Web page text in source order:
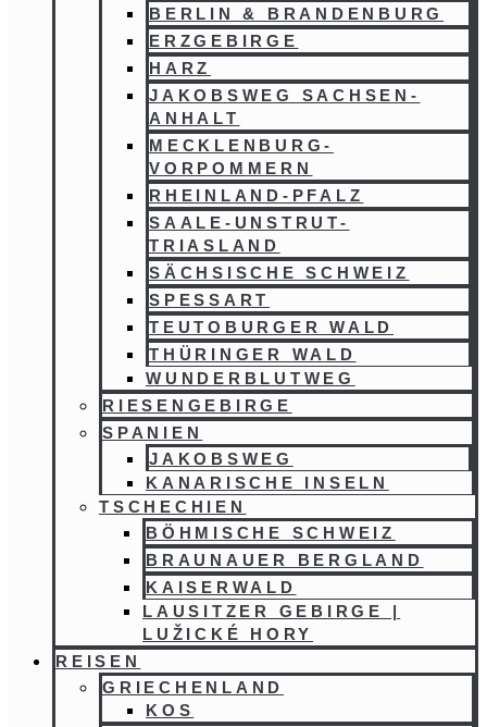
BERLIN & BRANDENBURG
ERZGEBIRGE
HARZ
JAKOBSWEG SACHSEN-
ANHALT
MECKLENBURG-
VORPOMMERN
RHEINLAND-PFALZ
SAALE-UNSTRUT-
TRIASLAND
SÄCHSISCHE SCHWEIZ
SPESSART
TEUTOBURGER WALD
THÜRINGER WALD
WUNDERBLUTWEG
RIESENGEBIRGE
SPANIEN
JAKOBSWEG
KANARISCHE INSELN
TSCHECHIEN
BÖHMISCHE SCHWEIZ
BRAUNAUER BERGLAND
KAISERWALD
LAUSITZER GEBIRGE |
LUŽICKÉ HORY
REISEN
GRIECHENLAND
KOS